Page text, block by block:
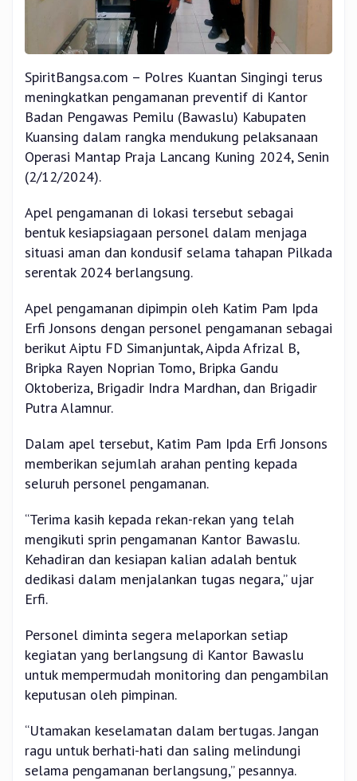
SpiritBangsa.com – Polres Kuantan Singingi terus
meningkatkan pengamanan preventif di Kantor
Badan Pengawas Pemilu (Bawaslu) Kabupaten
Kuansing dalam rangka mendukung pelaksanaan
Operasi Mantap Praja Lancang Kuning 2024, Senin
(2/12/2024).
Apel pengamanan di lokasi tersebut sebagai
bentuk kesiapsiagaan personel dalam menjaga
situasi aman dan kondusif selama tahapan Pilkada
serentak 2024 berlangsung.
Apel pengamanan dipimpin oleh Katim Pam Ipda
Erfi Jonsons dengan personel pengamanan sebagai
berikut Aiptu FD Simanjuntak, Aipda Afrizal B,
Bripka Rayen Noprian Tomo, Bripka Gandu
Oktoberiza, Brigadir Indra Mardhan, dan Brigadir
Putra Alamnur.
Dalam apel tersebut, Katim Pam Ipda Erfi Jonsons
memberikan sejumlah arahan penting kepada
seluruh personel pengamanan.
“Terima kasih kepada rekan-rekan yang telah
mengikuti sprin pengamanan Kantor Bawaslu.
Kehadiran dan kesiapan kalian adalah bentuk
dedikasi dalam menjalankan tugas negara,” ujar
Erfi.
Personel diminta segera melaporkan setiap
kegiatan yang berlangsung di Kantor Bawaslu
untuk mempermudah monitoring dan pengambilan
keputusan oleh pimpinan.
“Utamakan keselamatan dalam bertugas. Jangan
ragu untuk berhati-hati dan saling melindungi
selama pengamanan berlangsung,” pesannya.